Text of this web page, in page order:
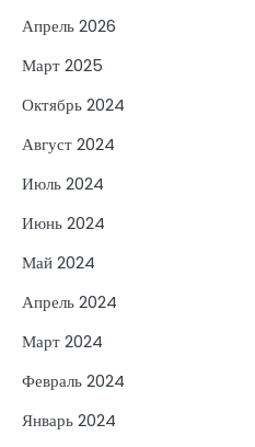
Апрель 2026
Март 2025
Октябрь 2024
Август 2024
Июль 2024
Июнь 2024
Май 2024
Апрель 2024
Март 2024
Февраль 2024
Январь 2024